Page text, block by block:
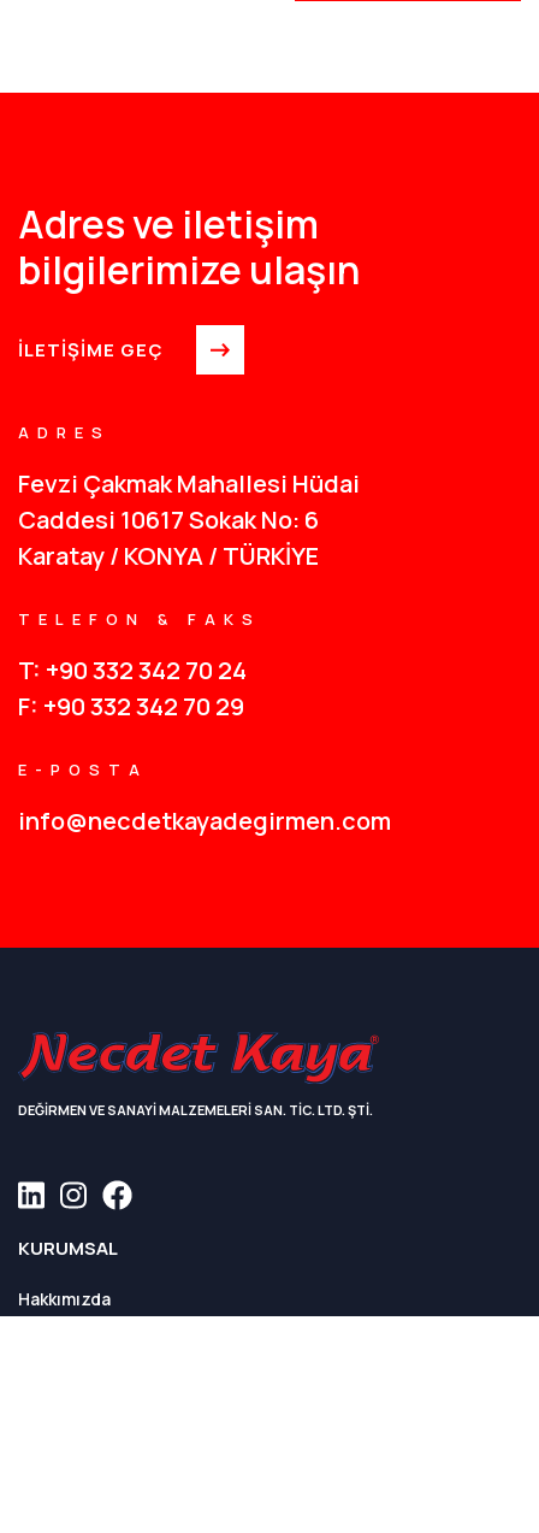
Adres ve iletişim
bilgilerimize ulaşın
İLETİŞİME GEÇ
ADRES
Fevzi Çakmak Mahallesi Hüdai
Caddesi 10617 Sokak No: 6
Karatay / KONYA / TÜRKİYE
TELEFON & FAKS
T: +90 332 342 70 24
F: +90 332 342 70 29
E-POSTA
info@necdetkayadegirmen.com
DEĞİRMEN VE SANAYİ MALZEMELERİ SAN. TİC. LTD. ŞTİ.
KURUMSAL
Hakkımızda